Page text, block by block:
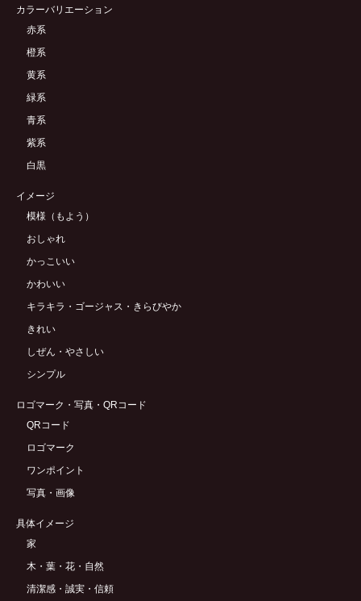
カラーバリエーション
赤系
橙系
黄系
緑系
青系
紫系
白黒
イメージ
模様（もよう）
おしゃれ
かっこいい
かわいい
キラキラ・ゴージャス・きらびやか
きれい
しぜん・やさしい
シンプル
ロゴマーク・写真・QRコード
QRコード
ロゴマーク
ワンポイント
写真・画像
具体イメージ
家
木・葉・花・自然
清潔感・誠実・信頼